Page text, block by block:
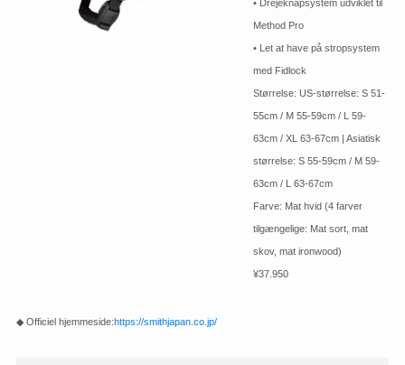
• Drejeknapsystem udviklet til
Method Pro
• Let at have på stropsystem
med Fidlock
Størrelse: US-størrelse: S 51-
55cm / M 55-59cm / L 59-
63cm / XL 63-67cm | Asiatisk
størrelse: S 55-59cm / M 59-
63cm / L 63-67cm
Farve: Mat hvid (4 farver
tilgængelige: Mat sort, mat
skov, mat ironwood)
¥37.950
◆ Officiel hjemmeside:https://smithjapan.co.jp/